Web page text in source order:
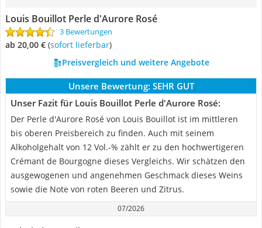
Louis Bouillot Perle d'Aurore Rosé
3 Bewertungen
ab 20,00 € ( Sofort lieferbar)
Preisvergleich und weitere Angebote
Unsere Bewertung: SEHR GUT
Unser Fazit für Louis Bouillot Perle d'Aurore Rosé:
Der Perle d'Aurore Rosé von Louis Bouillot ist im mittleren
bis oberen Preisbereich zu finden. Auch mit seinem
Alkoholgehalt von 12 Vol.-% zählt er zu den hochwertigeren
Crémant de Bourgogne dieses Vergleichs. Wir schätzen den
ausgewogenen und angenehmen Geschmack dieses Weins
sowie die Note von roten Beeren und Zitrus.
07/2026